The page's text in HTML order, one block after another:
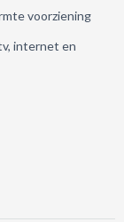
voorziening
internet en